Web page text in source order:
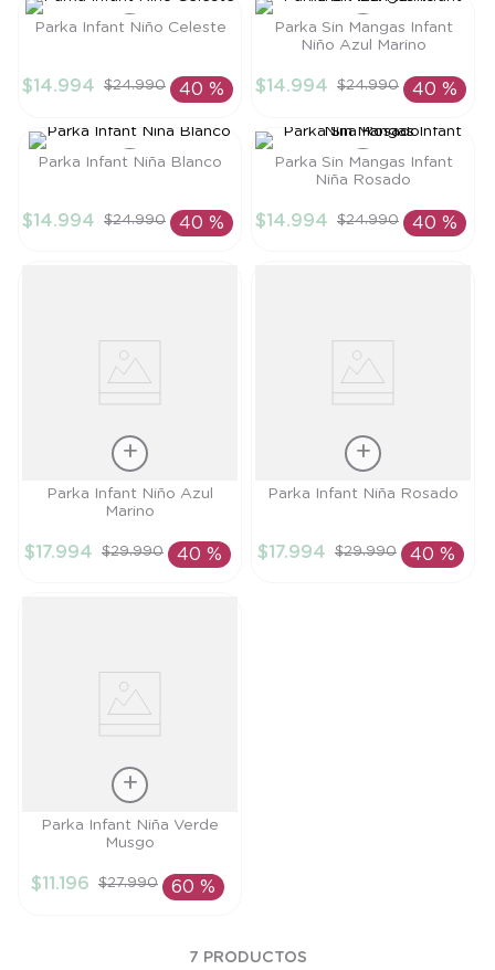
AÑADIR AL
CARRITO
Parka Infant Niño Celeste
$14.994 $24.990 40 %
AÑADIR AL
CARRITO
Parka Sin Mangas Infant
Niño Azul Marino
$14.994 $24.990 40 %
Parka Infant Niña Blanco
$14.994 $24.990 40 %
Parka Sin Mangas Infant
Niña Rosado
$14.994 $24.990 40 %
Talla
AÑADIR AL
Parka Infant Niño Azul
Marino
$17.994 $29.990 40 %
Talla
AÑADIR AL
Parka Infant Niña Rosado
$17.994 $29.990 40 %
Talla
AÑADIR AL
Parka Infant Niña Verde
Musgo
$11 .196 $27.990 60 %
7 PRODUCTOS
8.
saco
10. accesorios